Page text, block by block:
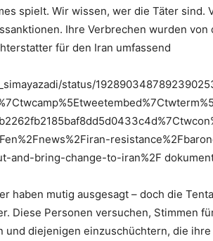
spielt. Wir wissen, wer die Täter sind.
Ihre Verbrechen wurden
für den Iran umfassend
status/
and-bring-change-to-iran%2F
haben mutig ausgesagt – doch die
Diese Personen versuchen, Stimmen
und diejenigen einzuschüchtern, die